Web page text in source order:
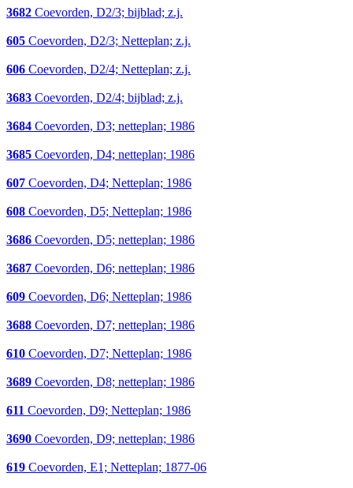
3682 Coevorden, D2/3; bijblad; z.j.
605 Coevorden, D2/3; Netteplan; z.j.
606 Coevorden, D2/4; Netteplan; z.j.
3683 Coevorden, D2/4; bijblad; z.j.
3684 Coevorden, D3; netteplan; 1986
3685 Coevorden, D4; netteplan; 1986
607 Coevorden, D4; Netteplan; 1986
608 Coevorden, D5; Netteplan; 1986
3686 Coevorden, D5; netteplan; 1986
3687 Coevorden, D6; netteplan; 1986
609 Coevorden, D6; Netteplan; 1986
3688 Coevorden, D7; netteplan; 1986
610 Coevorden, D7; Netteplan; 1986
3689 Coevorden, D8; netteplan; 1986
611 Coevorden, D9; Netteplan; 1986
3690 Coevorden, D9; netteplan; 1986
619 Coevorden, E1; Netteplan; 1877-06